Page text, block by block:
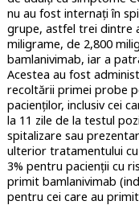
nu au fost internați în
grupe, astfel trei dintre
miligrame, de 2,800
bamlanivimab, iar a
Acestea au fost
recoltării primei probe
pacienților, inclusiv cei
la 11 zile de la testul
spitalizare sau
ulterior tratamentului
3% pentru pacienții cu
primit bamlanivimab
pentru cei care au